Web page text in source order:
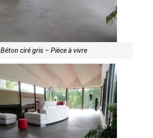
Béton ciré gris – Pièce à vivre